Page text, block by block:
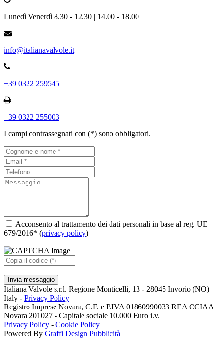
Lunedì Venerdì 8.30 - 12.30 | 14.00 - 18.00
info@italianavalvole.it
+39 0322 259545
+39 0322 255003
I campi contrassegnati con (*) sono obbligatori.
Acconsento al trattamento dei dati personali in base al reg. UE
679/2016* (privacy policy)
Invia messaggio
Italiana Valvole s.r.l. Regione Monticelli, 13 - 28045 Invorio (NO)
Italy - Privacy Policy
Registro Imprese Novara, C.F. e P.IVA 01860990033 REA CCIAA
Novara 201027 - Capitale sociale 10.000 Euro i.v.
Privacy Policy - Cookie Policy
Powered By Graffi Design Pubblicità